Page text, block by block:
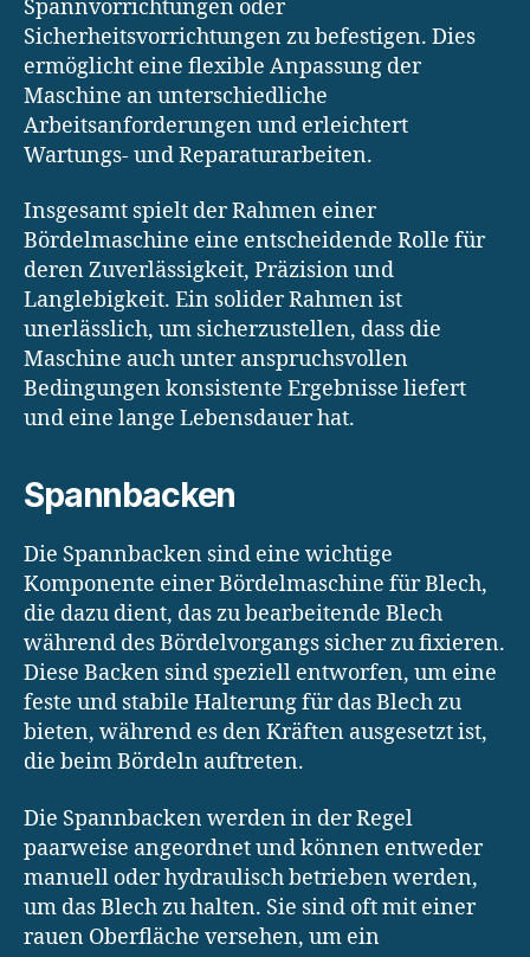
Spannvorrichtungen oder
Sicherheitsvorrichtungen zu befestigen. Dies
ermöglicht eine flexible Anpassung der
Maschine an unterschiedliche
Arbeitsanforderungen und erleichtert
Wartungs- und Reparaturarbeiten.
Insgesamt spielt der Rahmen einer
Bördelmaschine eine entscheidende Rolle für
deren Zuverlässigkeit, Präzision und
Langlebigkeit. Ein solider Rahmen ist
unerlässlich, um sicherzustellen, dass die
Maschine auch unter anspruchsvollen
Bedingungen konsistente Ergebnisse liefert
und eine lange Lebensdauer hat.
Spannbacken
Die Spannbacken sind eine wichtige
Komponente einer Bördelmaschine für Blech,
die dazu dient, das zu bearbeitende Blech
während des Bördelvorgangs sicher zu fixieren.
Diese Backen sind speziell entworfen, um eine
feste und stabile Halterung für das Blech zu
bieten, während es den Kräften ausgesetzt ist,
die beim Bördeln auftreten.
Die Spannbacken werden in der Regel
paarweise angeordnet und können entweder
manuell oder hydraulisch betrieben werden,
um das Blech zu halten. Sie sind oft mit einer
rauen Oberfläche versehen, um ein